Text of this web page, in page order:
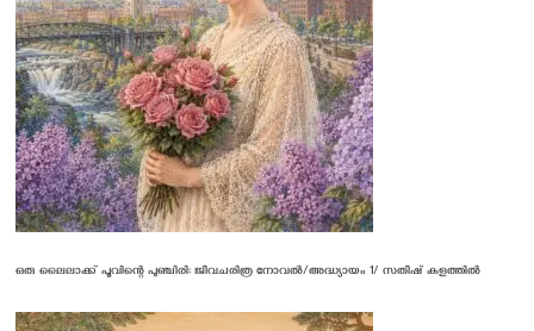
ഒരു ലൈലാക്ക് പൂവിന്റെ പുഞ്ചിരി: ജീവചരിത്ര നോവൽ/അദ്ധ്യായം 1/ സതീഷ് കളത്തിൽ